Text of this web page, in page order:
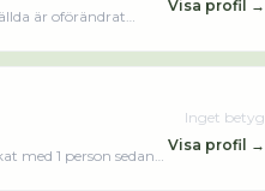
är oförändrat
Visa profil →
med 1 person sedan
Inget betyg
Visa profil →